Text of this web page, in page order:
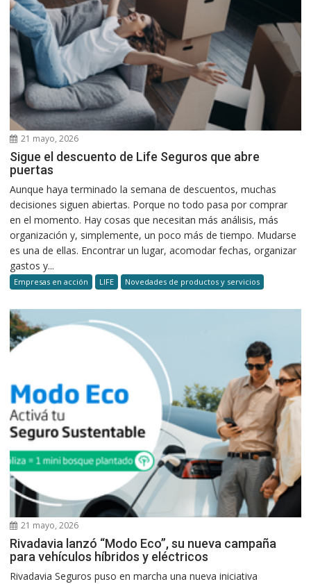
21 mayo, 2026
Sigue el descuento de Life Seguros que abre
puertas
Aunque haya terminado la semana de descuentos, muchas
decisiones siguen abiertas. Porque no todo pasa por comprar
en el momento. Hay cosas que necesitan más análisis, más
organización y, simplemente, un poco más de tiempo. Mudarse
es una de ellas. Encontrar un lugar, acomodar fechas, organizar
gastos y...
Empresas en acción LIFE Novedades de productos y servicios
21 mayo, 2026
Rivadavia lanzó “Modo Eco”, su nueva campaña
para vehículos híbridos y eléctricos
Rivadavia Seguros puso en marcha una nueva iniciativa